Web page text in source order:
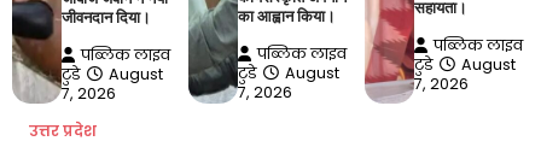
जीवनदान दिया।
पब्लिक लाइव
टुडे
August
7, 2026
का आह्वान किया।
पब्लिक लाइव
टुडे
August
7, 2026
सहायता।
पब्लिक लाइव
टुडे
August
7, 2026
उत्तर प्रदेश